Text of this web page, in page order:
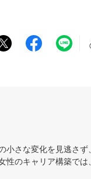
さな変化を見逃さず、
のキャリア構築では、